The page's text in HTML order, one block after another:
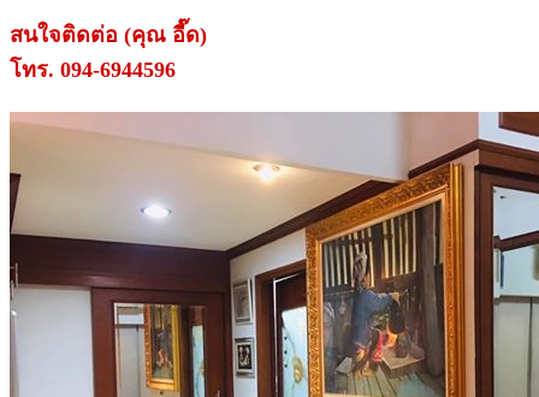
สนใจติดต่อ (คุณ อี๊ด)
โทร. 094-6944596